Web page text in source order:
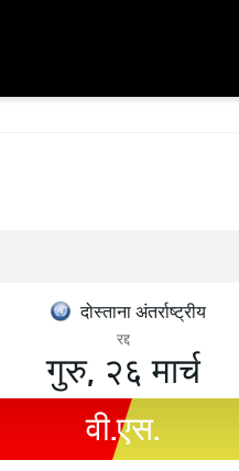
दोस्ताना अंतर्राष्ट्रीय
रद्द
गुरु, २६ मार्च
वी.एस.